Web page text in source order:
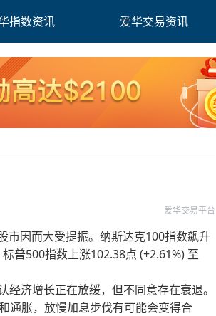
指数资讯 爱华交易资讯
爱华交易平台
市因而大受提振。纳斯达克100指数飙升
普500指数上涨102.38点 (+2.61%) 至
济增长正在放缓，但不同意存在衰退。
通胀，放慢加息步伐有可能会变得合